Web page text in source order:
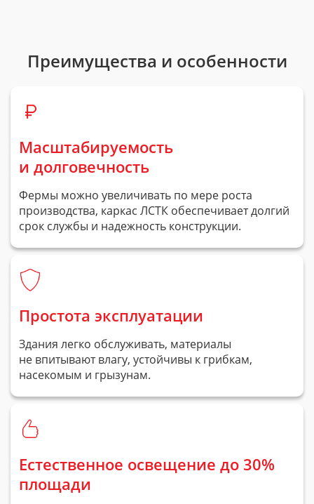
Преимущества и особенности
Масштабируемость
и долговечность
Фермы можно увеличивать по мере роста
производства, каркас ЛСТК обеспечивает долгий
срок службы и надежность конструкции.
Простота эксплуатации
Здания легко обслуживать, материалы
не впитывают влагу, устойчивы к грибкам,
насекомым и грызунам.
Естественное освещение до 30%
площади